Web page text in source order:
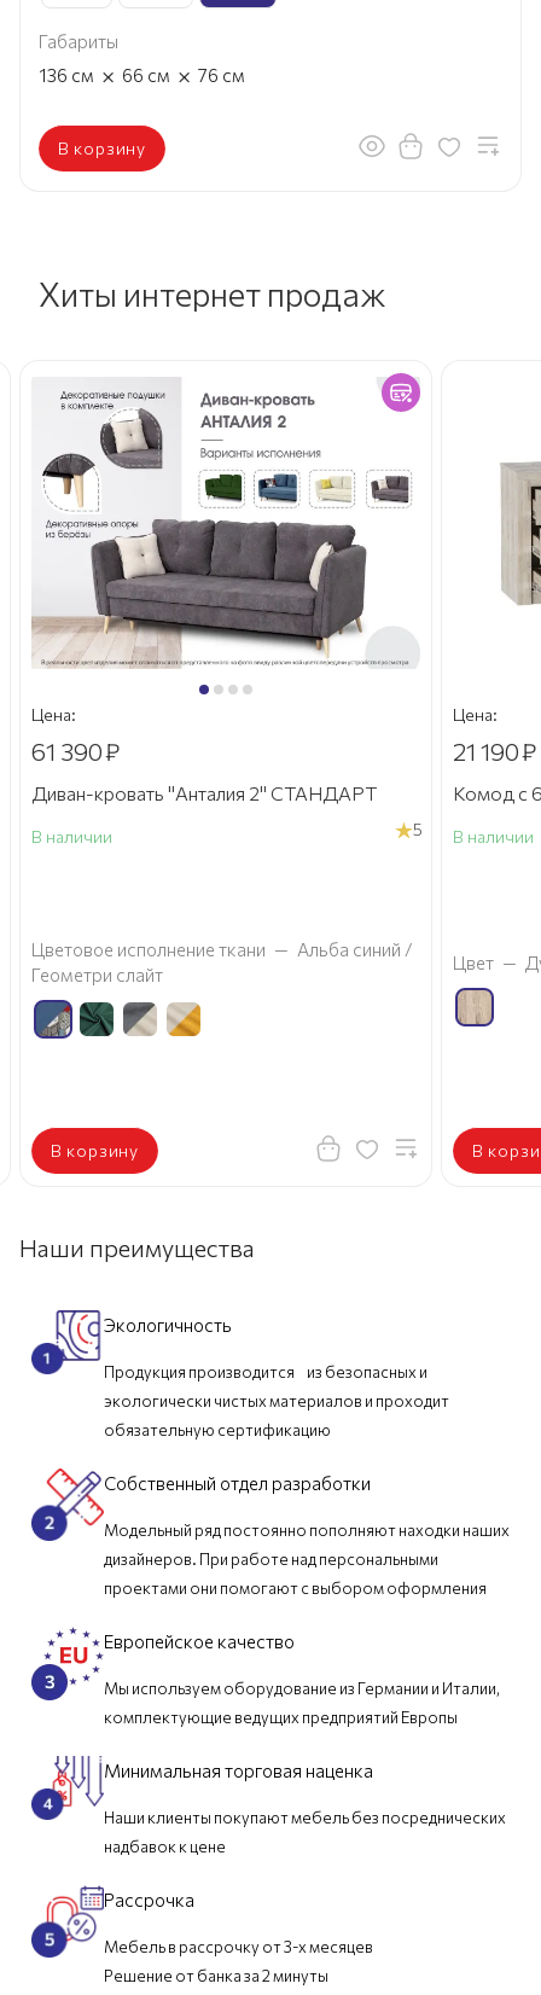
Габариты
136 см × 66 см × 76 см
В корзину
Хиты интернет продаж
Цена:
61 390₽
Диван-кровать "Анталия 2" СТАНДАРТ
В наличии 5
Цветовое исполнение ткани — Альба синий /
Геометри слайт
В корзину
Цена:
21 190₽
Комод с
В наличии
Цвет —
В
Наши преимущества
Экологичность
Продукция производится из безопасных и
экологически чистых материалов и проходит
обязательную сертификацию
Собственный отдел разработки
Модельный ряд постоянно пополняют находки наших
дизайнеров. При работе над персональными
проектами они помогают с выбором оформления
Европейское качество
Мы используем оборудование из Германии и Италии,
комплектующие ведущих предприятий Европы
Минимальная торговая наценка
Наши клиенты покупают мебель без посреднических
надбавок к цене
Рассрочка
Мебель в рассрочку от 3-х месяцев
Решение от банка за 2 минуты